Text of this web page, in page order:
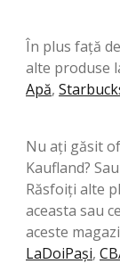
În plus față
alte produse
Apă,
Nu ați găsit
Kaufland?
Răsfoiți alte
aceasta sau
aceste
LaDoiPași,